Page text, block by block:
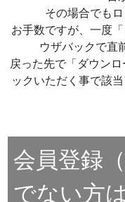
その場合でも
お手数ですが、一度
ウザバックで直
戻った先で「ダウン
ックいただく事で該
会員登録
でない方